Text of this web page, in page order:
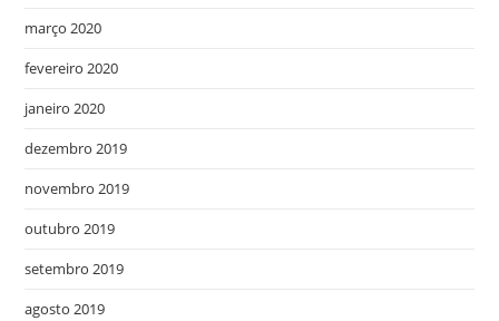
março 2020
fevereiro 2020
janeiro 2020
dezembro 2019
novembro 2019
outubro 2019
setembro 2019
agosto 2019